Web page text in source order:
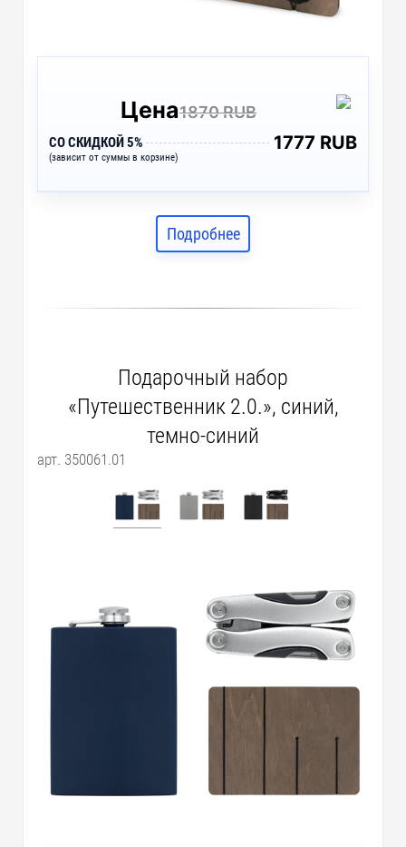
Цена1870 RUB
СО СКИДКОЙ 5%
(зависит от суммы в корзине)
1777 RUB
Подробнее
Подарочный набор
«Путешественник 2.0.», синий,
темно-синий
арт. 350061.01